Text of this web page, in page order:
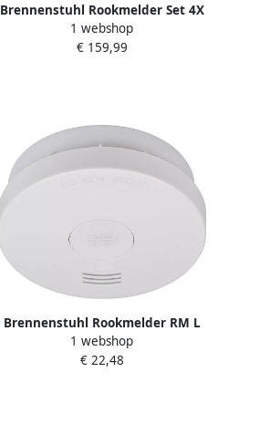
Brennenstuhl Rookmelder Set 4X
Rookmelder Rm L 3100
1290210004
1 webshop
€ 159,99
Brennenstuhl Rookmelder RM L
3100 1290050
1 webshop
€ 22,48